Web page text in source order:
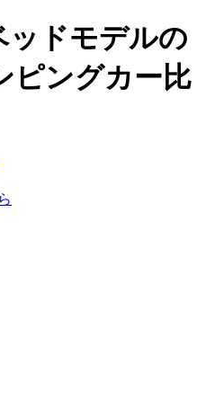
ッドモデルの
ピングカー比